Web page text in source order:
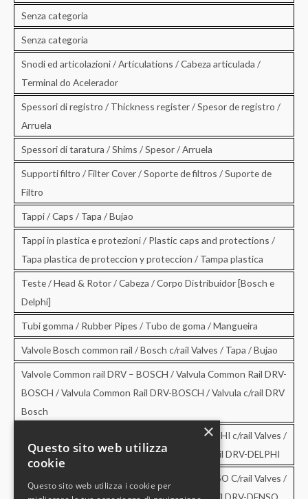
Senza categoria
Senza categoria
Snodi ed articolazioni / Articulations / Cabeza articulada /
Terminal do Acelerador
Spessori di registro / Thickness register / Spesor de registro /
Arruela
Spessori di taratura / Shims / Spesor / Arruela
Supporti filtro / Filter Cover / Soporte de filtros / Suporte de
Filtro
Tappi / Caps / Tapa / Bujao
Tappi in plastica e protezioni / Plastic caps and protections /
Tapa plastica de proteccion y proteccion / Tampa plastica
Teste / Head & Rotor / Cabeza / Corpo Distribuidor [Bosch e
Delphi]
Tubi gomma / Rubber Pipes / Tubo de goma / Mangueira
Valvole Bosch common rail / Bosch c/rail Valves / Tapa / Bujao
Valvole Common rail DRV – BOSCH / Valvula Common Rail DRV-
BOSCH / Valvula Common Rail DRV-BOSCH / Valvula c/rail DRV
Bosch
Valvole Common rail DRV – DELPHI / DRV-DELPHI c/rail Valves /
Valvula Common Rail DRV-DELPHI / Valvula c/rail DRV-DELPHI
Valvole Common rail DRV – DENSO / DRV-DENSO C/rail Valves /
Valvula Common Rail DRV-DENSO / Valvula c/rail DRV-DENSO
×
Questo sito web utilizza
cookie
Questo sito web utilizza i cookie per